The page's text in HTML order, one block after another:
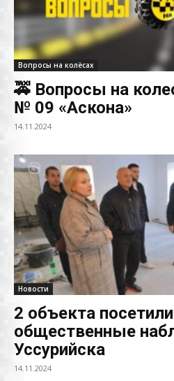
Вопросы на колёсах
🚕 Вопросы на
№ 09 «Аскона»
14.11.2024
Новости
2 объекта посетили
общественные
Уссурийска
14.11.2024